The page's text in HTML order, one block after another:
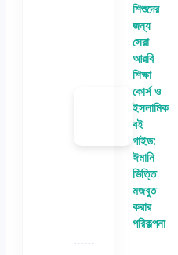
শিশুদের
জন্য
সেরা
আরবি
শিক্ষা
কোর্স ও
ইসলামিক
বই
গাইড:
ঈমানি
ভিত্তি
মজবুত
করার
পরিকল্পনা